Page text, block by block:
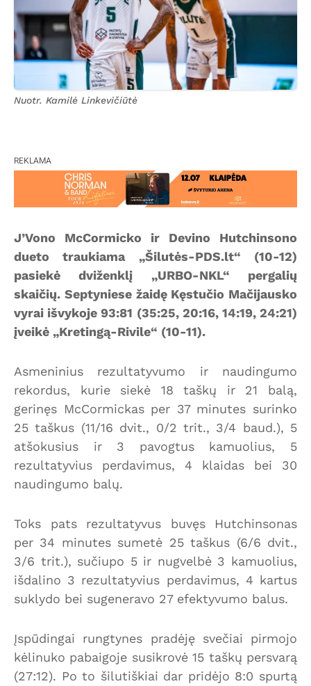
Nuotr. Kamilė Linkevičiūtė
REKLAMA
J’Vono McCormicko ir Devino Hutchinsono
dueto traukiama „Šilutės-PDS.lt“ (10-12)
pasiekė dviženklį „URBO-NKL“ pergalių
skaičių. Septyniese žaidę Kęstučio Mačijausko
vyrai išvykoje 93:81 (35:25, 20:16, 14:19, 24:21)
įveikė „Kretingą-Rivile“ (10-11).
Asmeninius rezultatyvumo ir naudingumo
rekordus, kurie siekė 18 taškų ir 21 balą,
gerinęs McCormickas per 37 minutes surinko
25 taškus (11/16 dvit., 0/2 trit., 3/4 baud.), 5
atšokusius ir 3 pavogtus kamuolius, 5
rezultatyvius perdavimus, 4 klaidas bei 30
naudingumo balų.
Toks pats rezultatyvus buvęs Hutchinsonas
per 34 minutes sumetė 25 taškus (6/6 dvit.,
3/6 trit.), sučiupo 5 ir nugvelbė 3 kamuolius,
išdalino 3 rezultatyvius perdavimus, 4 kartus
suklydo bei sugeneravo 27 efektyvumo balus.
Įspūdingai rungtynes pradėję svečiai pirmojo
kėlinuko pabaigoje susikrovė 15 taškų persvarą
(27:12). Po to šilutiškiai dar pridėjo 8:0 spurtą